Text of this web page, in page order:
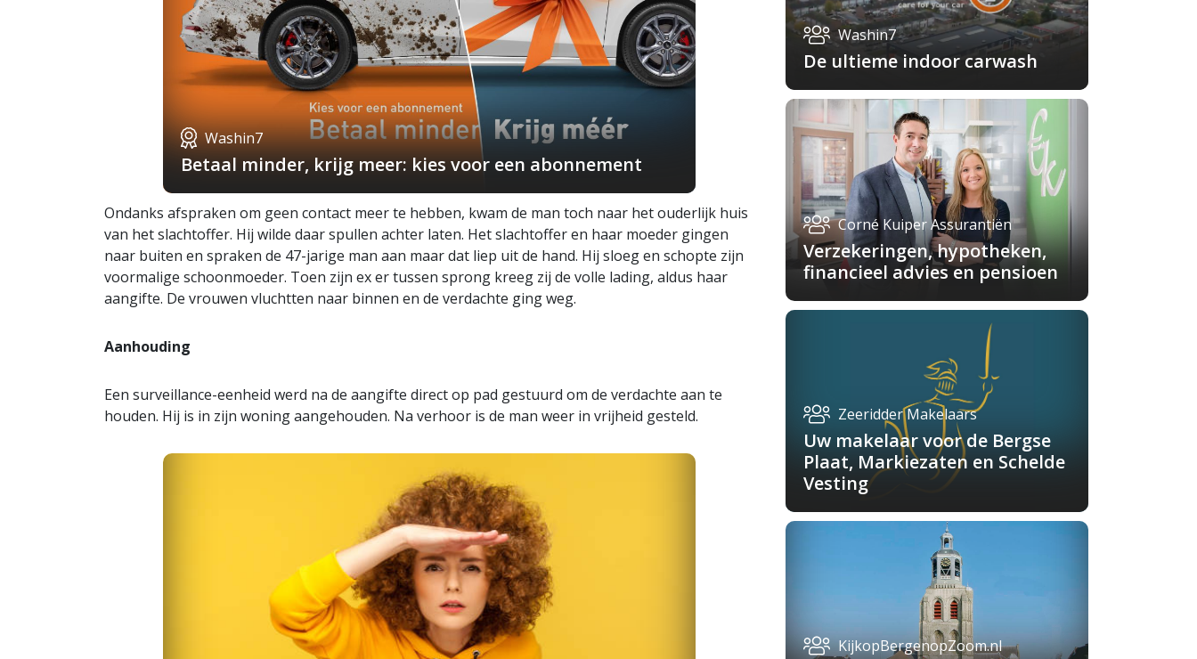
Washin7
Betaal minder, krijg meer: kies voor een abonnement
Ondanks afspraken om geen contact meer te hebben, kwam de man toch naar het ouderlijk huis
van het slachtoffer. Hij wilde daar spullen achter laten. Het slachtoffer en haar moeder gingen
naar buiten en spraken de 47-jarige man aan maar dat liep uit de hand. Hij sloeg en schopte zijn
voormalige schoonmoeder. Toen zijn ex er tussen sprong kreeg zij de volle lading, aldus haar
aangifte. De vrouwen vluchtten naar binnen en de verdachte ging weg.
Aanhouding
Een surveillance-eenheid werd na de aangifte direct op pad gestuurd om de verdachte aan te
houden. Hij is in zijn woning aangehouden. Na verhoor is de man weer in vrijheid gesteld.
Washin7
De ultieme indoor carwash
Corné Kuiper Assurantiën
Verzekeringen, hypotheken,
financieel advies en pensioen
Zeeridder Makelaars
Uw makelaar voor de Bergse
Plaat, Markiezaten en Schelde
Vesting
KijkopBergenopZoom.nl